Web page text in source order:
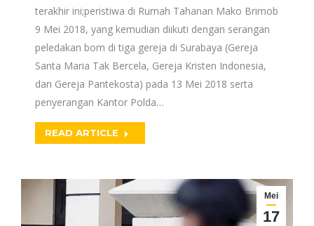
terakhir ini;peristiwa di Rumah Tahanan Mako Brimob
9 Mei 2018, yang kemudian diikuti dengan serangan
peledakan bom di tiga gereja di Surabaya (Gereja
Santa Maria Tak Bercela, Gereja Kristen Indonesia,
dan Gereja Pantekosta) pada 13 Mei 2018 serta
penyerangan Kantor Polda…
READ ARTICLE
Mei
17